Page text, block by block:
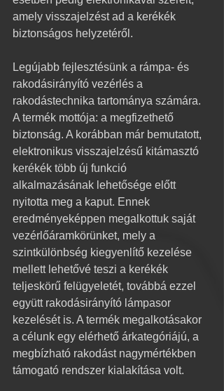
amely visszajelzést ad a kerékék
biztonságos helyzetéről.
Legújabb fejlesztésünk a rámpa- és
rakodásirányító vezérlés a
rakodástechnika tartománya számára.
A termék mottója: a megfizethető
biztonság. A korábban már bemutatott,
elektronikus visszajelzésű kitámasztó
kerékék több új funkció
alkalmazásának lehetősége előtt
nyitotta meg a kaput. Ennek
eredményeképpen megalkottuk saját
vezérlőáramkörünket, mely a
szintkülönbség kiegyenlítő kezelése
mellett lehetővé teszi a kerékék
teljeskörű felügyeletét, továbbá ezzel
együtt rakodásirányító lámpasor
kezelését is. A termék megalkotásakor
a célunk egy elérhető árkategóriájú, a
megbízható rakodást nagymértékben
támogató rendszer kialakítása volt.